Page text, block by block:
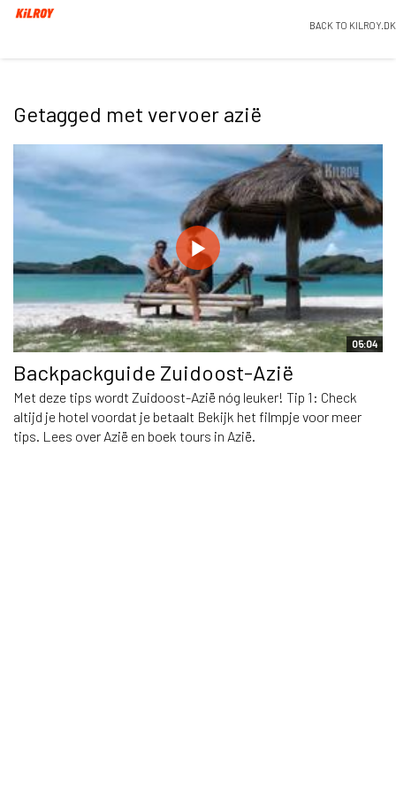
BACK TO KILROY.DK
Getagged met vervoer azië
05:04
Backpackguide Zuidoost-Azië
Met deze tips wordt Zuidoost-Azië nóg leuker! Tip 1: Check
altijd je hotel voordat je betaalt Bekijk het filmpje voor meer
tips. Lees over Azië en boek tours in Azië.